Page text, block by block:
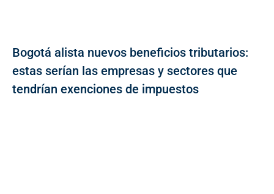
Bogotá alista nuevos beneficios tributarios:
estas serían las empresas y sectores que
tendrían exenciones de impuestos